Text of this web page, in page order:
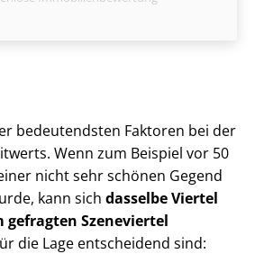
bedeutendsten Faktoren bei der
Wenn zum Beispiel vor 50
nicht sehr schönen Gegend
kann sich dasselbe Viertel
gefragten Szeneviertel
die Lage entscheidend sind: